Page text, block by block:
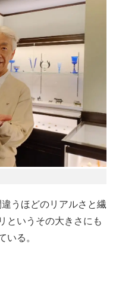
うほどのリアルさと繊
というその大きさにも
いる。